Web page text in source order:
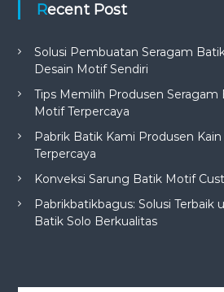
Recent Post
Solusi Pembuatan Seragam
Desain Motif Sendiri
Tips Memilih Produsen
Motif Terpercaya
Pabrik Batik Kami Produsen
Terpercaya
Konveksi Sarung Batik Motif
Pabrikbatikbagus: Solusi Terbaik
Batik Solo Berkualitas